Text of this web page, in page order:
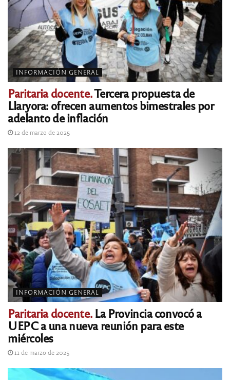
INFORMACIÓN GENERAL
Paritaria docente.Tercera propuesta de
Llaryora: ofrecen aumentos bimestrales por
adelanto de inflación
12 de marzo de 2025
INFORMACIÓN GENERAL
Paritaria docente.La Provincia convocó a
UEPC a una nueva reunión para este
miércoles
11 de marzo de 2025